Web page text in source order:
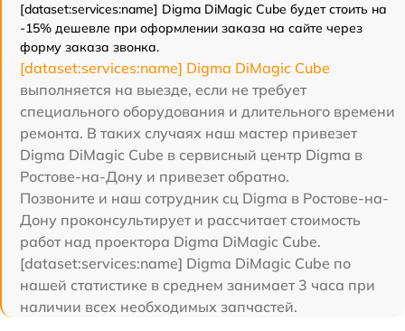
[dataset:services:name] Digma DiMagic Cube будет стоить на
-15% дешевле при оформлении заказа на сайте через
форму заказа звонка.
[dataset:services:name] Digma DiMagic Cube
выполняется на выезде, если не требует
специального оборудования и длительного времени
ремонта. В таких случаях наш мастер привезет
Digma DiMagic Cube в сервисный центр Digma в
Ростове-на-Дону и привезет обратно.
Позвоните и наш сотрудник сц Digma в Ростове-на-
Дону проконсультирует и рассчитает стоимость
работ над проектора Digma DiMagic Cube.
[dataset:services:name] Digma DiMagic Cube по
нашей статистике в среднем занимает 3 часа при
наличии всех необходимых запчастей.